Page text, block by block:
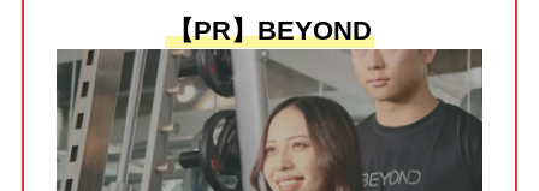
【PR】BEYOND